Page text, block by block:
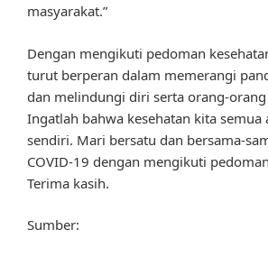
masyarakat.”
Dengan mengikuti pedoman
turut berperan dalam memerangi
dan melindungi diri serta orang-
Ingatlah bahwa kesehatan kita semua
sendiri. Mari bersatu dan bersama-
COVID-19 dengan mengikuti
Terima kasih.
Sumber: